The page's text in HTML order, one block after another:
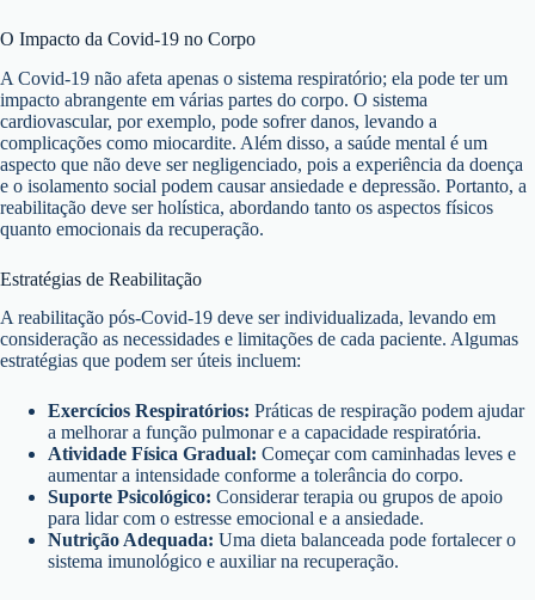
O Impacto da Covid-19 no Corpo
A Covid-19 não afeta apenas o sistema respiratório; ela pode ter um
impacto abrangente em várias partes do corpo. O sistema
cardiovascular, por exemplo, pode sofrer danos, levando a
complicações como miocardite. Além disso, a saúde mental é um
aspecto que não deve ser negligenciado, pois a experiência da doença
e o isolamento social podem causar ansiedade e depressão. Portanto, a
reabilitação deve ser holística, abordando tanto os aspectos físicos
quanto emocionais da recuperação.
Estratégias de Reabilitação
A reabilitação pós-Covid-19 deve ser individualizada, levando em
consideração as necessidades e limitações de cada paciente. Algumas
estratégias que podem ser úteis incluem:
Exercícios Respiratórios: Práticas de respiração podem ajudar
a melhorar a função pulmonar e a capacidade respiratória.
Atividade Física Gradual: Começar com caminhadas leves e
aumentar a intensidade conforme a tolerância do corpo.
Suporte Psicológico: Considerar terapia ou grupos de apoio
para lidar com o estresse emocional e a ansiedade.
Nutrição Adequada: Uma dieta balanceada pode fortalecer o
sistema imunológico e auxiliar na recuperação.